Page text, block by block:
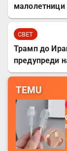
малолетници
СВЕТ
Трамп до
предупреди
TEMU